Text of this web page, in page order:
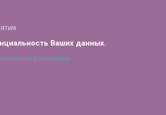
Ваших данных.
рассылки